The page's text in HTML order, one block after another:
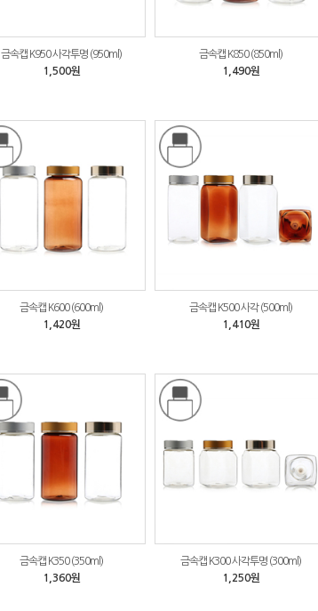
금속캡 K950 사각투명 (950ml)
1,500원
금속캡 K850 (850ml)
1,490원
금속캡 K600 (600ml)
1,420원
금속캡 K500 사각 (500ml)
1,410원
금속캡 K350 (350ml)
1,360원
금속캡 K300 사각투명 (300ml)
1,250원